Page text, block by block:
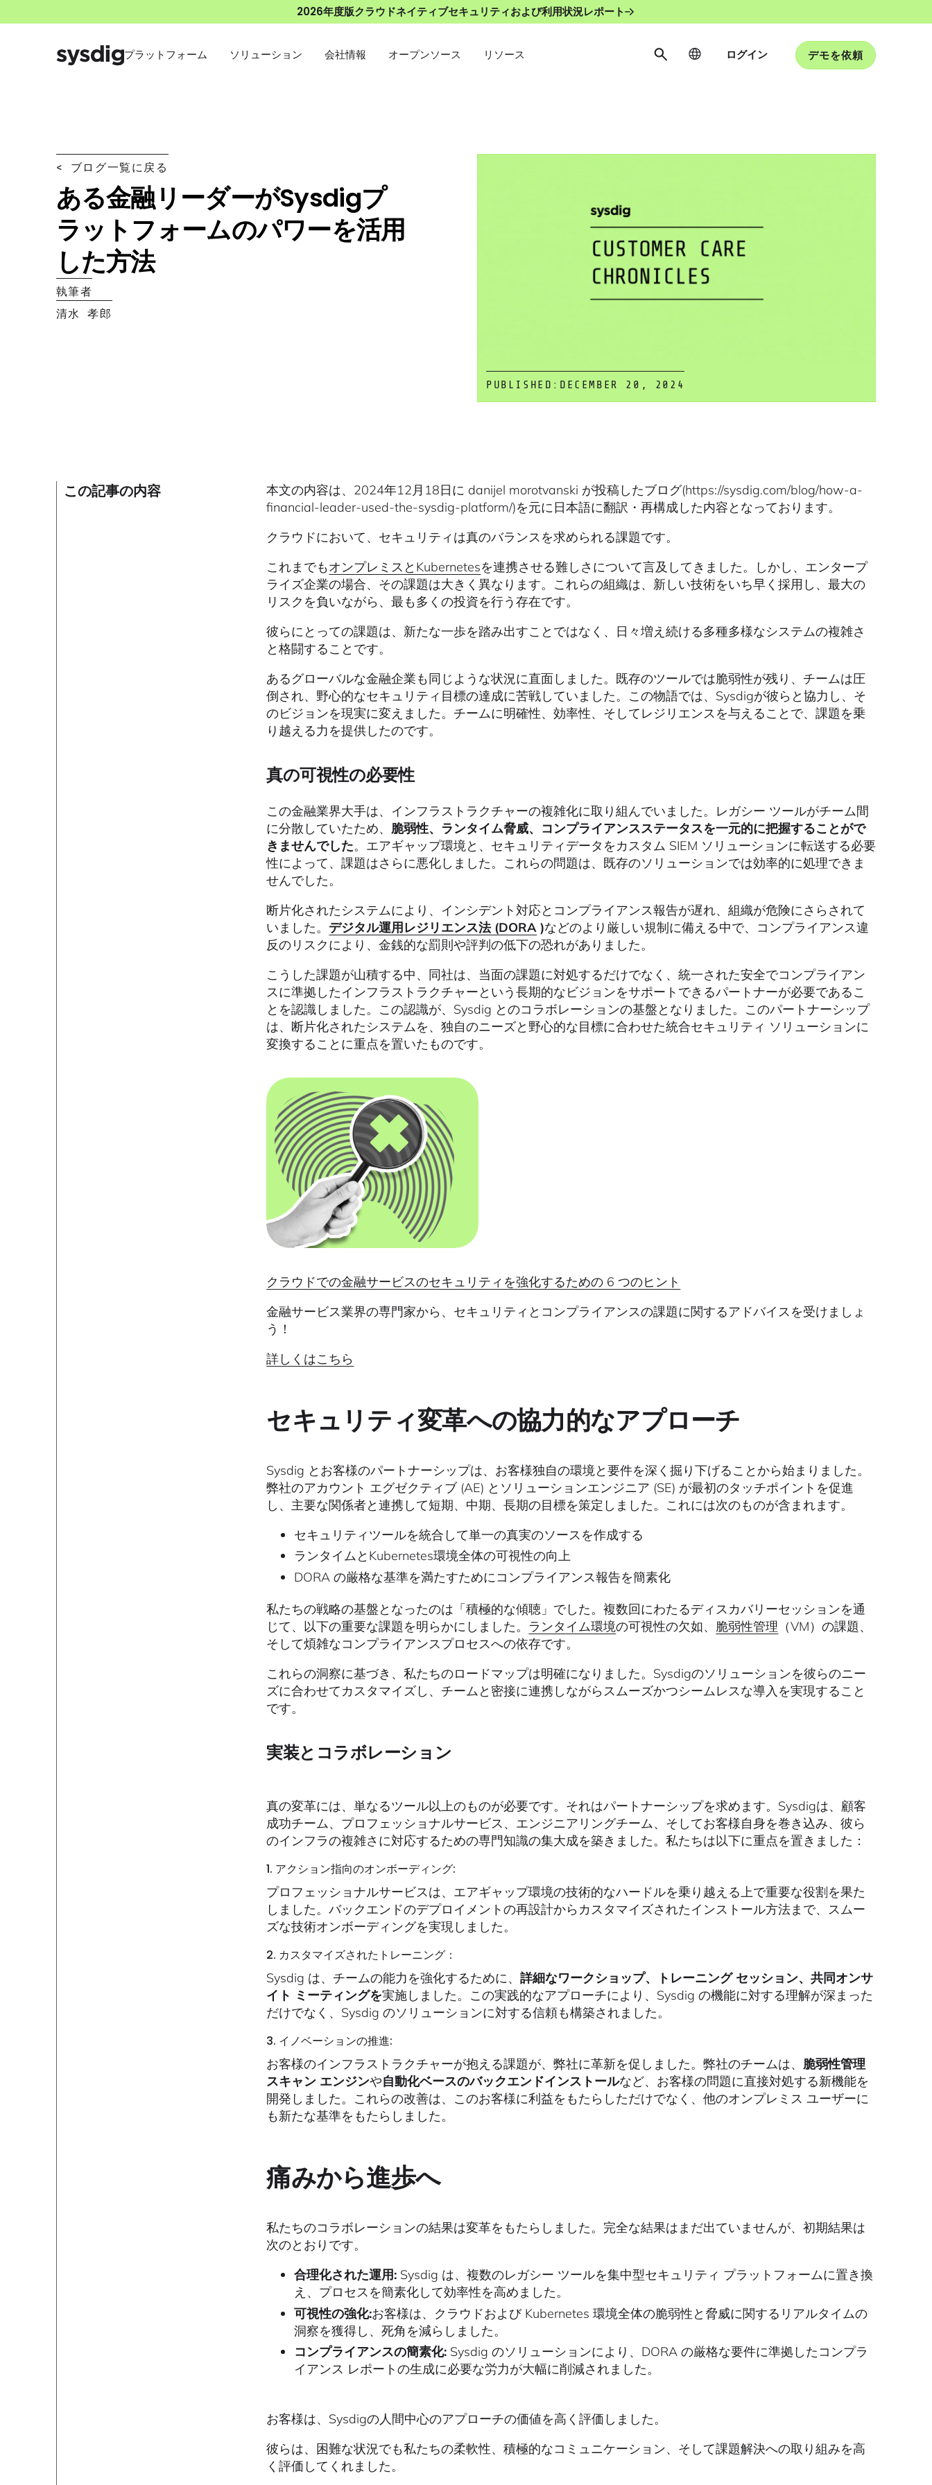
2026年度版クラウドネイティブセキュリティおよび利用状況レポート
プラットフォーム ソリューション 会社情報 オープンソース リソース ログイン デモを依頼
< ブログ一覧に戻る
ある金融リーダーがSysdigプ
ラットフォームのパワーを活用
した方法
執筆者
清水 孝郎
PUBLISHED: DECEMBER 20, 2024
この記事の内容
本文の内容は、2024年12月18日に danijel morotvanski が投稿したブログ(https://sysdig.com/blog/how-a-
financial-leader-used-the-sysdig-platform/)を元に日本語に翻訳・再構成した内容となっております。
クラウドにおいて、セキュリティは真のバランスを求められる課題です。
これまでもオンプレミスとKubernetesを連携させる難しさについて言及してきました。しかし、エンタープ
ライズ企業の場合、その課題は大きく異なります。これらの組織は、新しい技術をいち早く採用し、最大の
リスクを負いながら、最も多くの投資を行う存在です。
彼らにとっての課題は、新たな一歩を踏み出すことではなく、日々増え続ける多種多様なシステムの複雑さ
と格闘することです。
あるグローバルな金融企業も同じような状況に直面しました。既存のツールでは脆弱性が残り、チームは圧
倒され、野心的なセキュリティ目標の達成に苦戦していました。この物語では、Sysdigが彼らと協力し、そ
のビジョンを現実に変えました。チームに明確性、効率性、そしてレジリエンスを与えることで、課題を乗
り越える力を提供したのです。
真の可視性の必要性
この金融業界大手は、インフラストラクチャーの複雑化に取り組んでいました。レガシー ツールがチーム間
に分散していたため、 脆弱性、ランタイム脅威、コンプライアンスステータスを一元的に把握することがで
きませんでした。エアギャップ環境と、セキュリティデータをカスタム SIEM ソリューションに転送する必要
性によって、課題はさらに悪化しました。これらの問題は、既存のソリューションでは効率的に処理できま
せんでした。
断片化されたシステムにより、インシデント対応とコンプライアンス報告が遅れ、組織が危険にさらされて
いました。 デジタル運用レジリエンス法 (DORA )などのより厳しい規制に備える中で、コンプライアンス違
反のリスクにより、金銭的な罰則や評判の低下の恐れがありました。
こうした課題が山積する中、同社は、当面の課題に対処するだけでなく、統一された安全でコンプライアン
スに準拠したインフラストラクチャーという長期的なビジョンをサポートできるパートナーが必要であるこ
とを認識しました。この認識が、Sysdig とのコラボレーションの基盤となりました。このパートナーシップ
は、断片化されたシステムを、独自のニーズと野心的な目標に合わせた統合セキュリティ ソリューションに
変換することに重点を置いたものです。
クラウドでの金融サービスのセキュリティを強化するための 6 つのヒント
金融サービス業界の専門家から、セキュリティとコンプライアンスの課題に関するアドバイスを受けましょ
う！
詳しくはこちら
セキュリティ変革への協力的なアプローチ
Sysdig とお客様のパートナーシップは、お客様独自の環境と要件を深く掘り下げることから始まりました。
弊社のアカウント エグゼクティブ (AE) とソリューションエンジニア (SE) が最初のタッチポイントを促進
し、主要な関係者と連携して短期、中期、長期の目標を策定しました。これには次のものが含まれます。
セキュリティツールを統合して単一の真実のソースを作成する
ランタイムとKubernetes環境全体の可視性の向上
DORA の厳格な基準を満たすためにコンプライアンス報告を簡素化
私たちの戦略の基盤となったのは「積極的な傾聴」でした。複数回にわたるディスカバリーセッションを通
じて、以下の重要な課題を明らかにしました。 ランタイム環境の可視性の欠如、 脆弱性管理 （VM）の課題、
そして煩雑なコンプライアンスプロセスへの依存です。
これらの洞察に基づき、私たちのロードマップは明確になりました。Sysdigのソリューションを彼らのニー
ズに合わせてカスタマイズし、チームと密接に連携しながらスムーズかつシームレスな導入を実現すること
です。
実装とコラボレーション
真の変革には、単なるツール以上のものが必要です。それはパートナーシップを求めます。Sysdigは、顧客
成功チーム、プロフェッショナルサービス、エンジニアリングチーム、そしてお客様自身を巻き込み、彼ら
のインフラの複雑さに対応するための専門知識の集大成を築きました。私たちは以下に重点を置きました：
1. アクション指向のオンボーディング:
プロフェッショナルサービスは、エアギャップ環境の技術的なハードルを乗り越える上で重要な役割を果た
しました。バックエンドのデプロイメントの再設計からカスタマイズされたインストール方法まで、スムー
ズな技術オンボーディングを実現しました。
2. カスタマイズされたトレーニング：
Sysdig は、チームの能力を強化するために、詳細なワークショップ、トレーニング セッション、共同オンサ
イト ミーティングを実施しました。この実践的なアプローチにより、Sysdig の機能に対する理解が深まった
だけでなく、Sysdig のソリューションに対する信頼も構築されました。
3. イノベーションの推進:
お客様のインフラストラクチャーが抱える課題が、弊社に革新を促しました。弊社のチームは、 脆弱性管理
スキャン エンジンや自動化ベースのバックエンドインストールなど、お客様の問題に直接対処する新機能を
開発しました。これらの改善は、このお客様に利益をもたらしただけでなく、他のオンプレミス ユーザーに
も新たな基準をもたらしました。
痛みから進歩へ
私たちのコラボレーションの結果は変革をもたらしました。完全な結果はまだ出ていませんが、初期結果は
次のとおりです。
合理化された運用:Sysdig は、複数のレガシー ツールを集中型セキュリティ プラットフォームに置き換
え、プロセスを簡素化して効率性を高めました。
可視性の強化:お客様は、クラウドおよび Kubernetes 環境全体の脆弱性と脅威に関するリアルタイムの
洞察を獲得し、死角を減らしました。
コンプライアンスの簡素化:Sysdig のソリューションにより、DORA の厳格な要件に準拠したコンプラ
イアンス レポートの生成に必要な労力が大幅に削減されました。
お客様は、Sysdigの人間中心のアプローチの価値を高く評価しました。
彼らは、困難な状況でも私たちの柔軟性、積極的なコミュニケーション、そして課題解決への取り組みを高
く評価してくれました。